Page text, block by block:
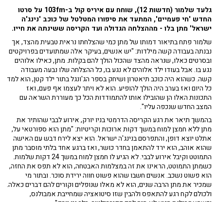
גלעד שלמור (חדשות 12), שוחח עם איריס קול ב-103fm
על סרטו
החדש 'חי פעמיים', המתעד את סיפורו המטלטל של כוכב 'נינג'ה
ישראל' מתן בלו - מההצלחה הגדולה ועד הקריסה ששינתה את חייו.
שלמור פתח בתיאור דמותו של מתן כמי שהצלחתו נראית טבעית מהצד, אך
נבנתה בעבודה קשה מילדות: "יש אנשים, בעיקר אלה שמתועדים בפרויקטים
ובסרטים כאלו, שנראה מהצד שהכול הולך להם בקלות. מתן, כאילו אלוהים
נגע בו. אבל בעודו ילד אלוהים לא נגע בו, כל ההצלחה שלו נבעה מעבודה
קשה. כשהוא היה כוכב תיאטרון ושיחק בספר הג'ונגל בתור ילד קטן, הוא למד
כל היום ואז בערב היה הולך להופיע. הוא לא ויתר לעצמו אף פעם, ואז
התכונות האלו הן שהובילו אותו להתמודדות הכל כך מעוררת השראה עם
המצב החדש שנכפה עליו".
בהמשך תיאר את רגע הקריסה הדרמטי בניו יורק, אירוע לבבי שהותיר את
מתן ללא חמצן למוח במשך דקות ארוכות וקריטיות: "מתן הוא ספורטאי על,
אתלט יוצא דופן, והתפרסם בנינג'ה ישראל. הוא יצא לירח דבש עם האישה
שהוא אוהב, הוא ירד להתאמן בחדר כושר, ואז ברגע אחד בלתי מוסבר מתן
התמוטט וקיבל אירוע לבבי. לא הגיע לו חמצן למוח במשך 24 דקות שלמות.
כשמתן התמוטט, הראינו את זה במצלמות האבטחה, הוא לא תפס את החזה,
הוא פשוט נשכב. אנשים חשבו שהוא פשוט חווה ירידת סוכר. ובתור מי
שמכיר את מתן הרבה שנים, הוא לא מאלו שנופלים וקורים להם דברים כאלה.
ולכולם לקח רגע להתאפס ולהבין שזו סיטואציה שמחייבת אמבולנס,